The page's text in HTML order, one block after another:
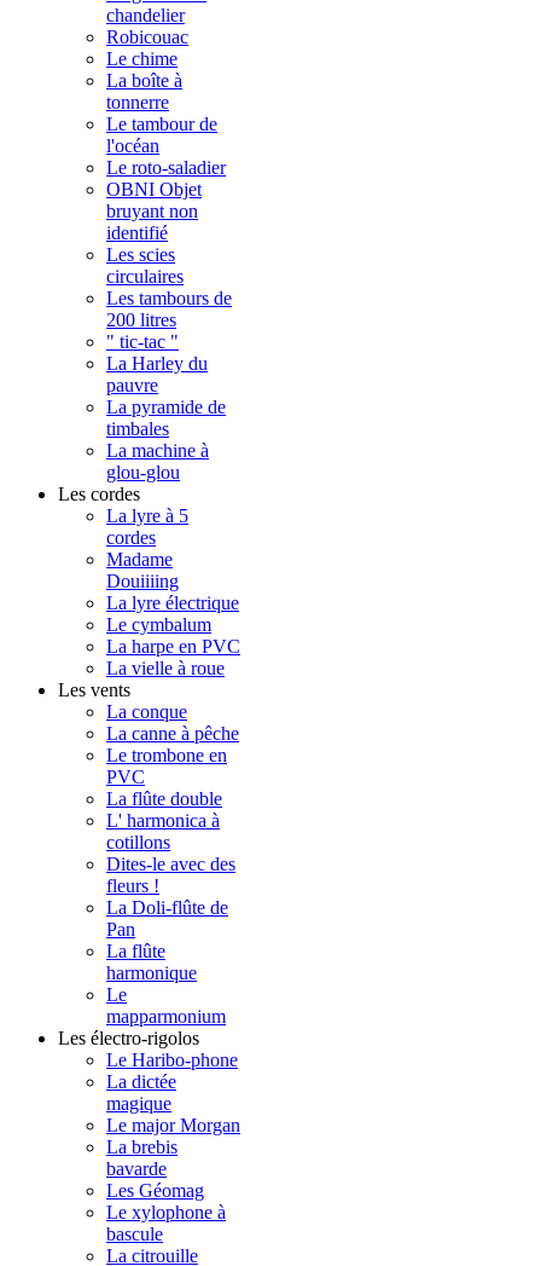
chandelier
Robicouac
Le chime
La boîte à
tonnerre
Le tambour de
l'océan
Le roto-saladier
OBNI Objet
bruyant non
identifié
Les scies
circulaires
Les tambours de
200 litres
" tic-tac "
La Harley du
pauvre
La pyramide de
timbales
La machine à
glou-glou
Les cordes
La lyre à 5
cordes
Madame
Douiiiing
La lyre électrique
Le cymbalum
La harpe en PVC
La vielle à roue
Les vents
La conque
La canne à pêche
Le trombone en
PVC
La flûte double
L' harmonica à
cotillons
Dites-le avec des
fleurs !
La Doli-flûte de
Pan
La flûte
harmonique
Le
mapparmonium
Les électro-rigolos
Le Haribo-phone
La dictée
magique
Le major Morgan
La brebis
bavarde
Les Géomag
Le xylophone à
bascule
La citrouille